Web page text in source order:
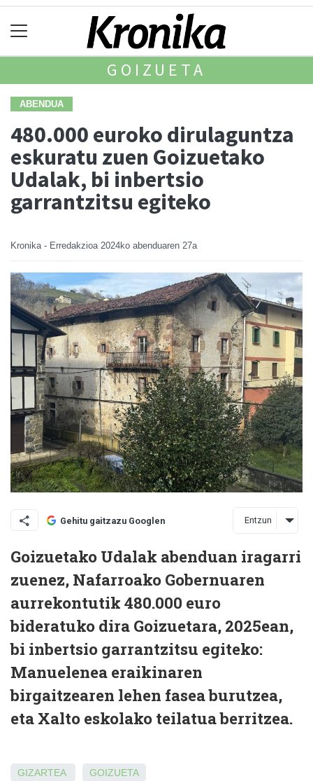
GOIZUETA
ABENDUA
480.000 euroko dirulaguntza
eskuratu zuen Goizuetako
Udalak, bi inbertsio
garrantzitsu egiteko
Kronika - Erredakzioa 2024ko abenduaren 27a
Gehitu gaitzazu Googlen Entzun
Goizuetako Udalak abenduan iragarri
zuenez, Nafarroako Gobernuaren
aurrekontutik 480.000 euro
bideratuko dira Goizuetara, 2025ean,
bi inbertsio garrantzitsu egiteko:
Manuelenea eraikinaren
birgaitzearen lehen fasea burutzea,
eta Xalto eskolako teilatua berritzea.
GIZARTEA GOIZUETA